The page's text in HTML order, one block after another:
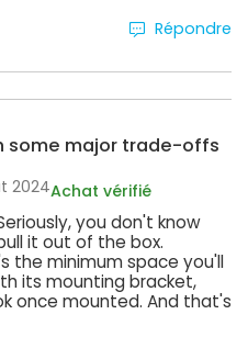
Répondre
some major trade-offs
2024Achat vérifié
you don't know
it out of the box.
the minimum space you'll
its mounting bracket,
once mounted. And that's